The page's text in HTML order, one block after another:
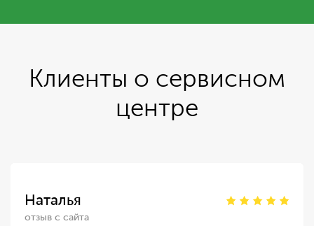
Клиенты о сервисном
центре
Наталья
отзыв с сайта